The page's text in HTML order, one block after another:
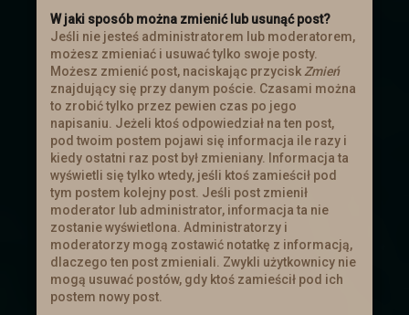
W jaki sposób można zmienić lub usunąć post?
Jeśli nie jesteś administratorem lub moderatorem,
możesz zmieniać i usuwać tylko swoje posty.
Możesz zmienić post, naciskając przycisk Zmień
znajdujący się przy danym poście. Czasami można
to zrobić tylko przez pewien czas po jego
napisaniu. Jeżeli ktoś odpowiedział na ten post,
pod twoim postem pojawi się informacja ile razy i
kiedy ostatni raz post był zmieniany. Informacja ta
wyświetli się tylko wtedy, jeśli ktoś zamieścił pod
tym postem kolejny post. Jeśli post zmienił
moderator lub administrator, informacja ta nie
zostanie wyświetlona. Administratorzy i
moderatorzy mogą zostawić notatkę z informacją,
dlaczego ten post zmieniali. Zwykli użytkownicy nie
mogą usuwać postów, gdy ktoś zamieścił pod ich
postem nowy post.